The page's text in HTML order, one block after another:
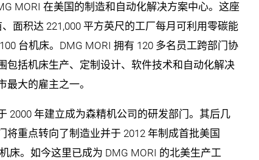
MORI 在美国的制造和自动化解决方案中心。这座
、面积达 221,000 平方英尺的工厂每月可利用零碳能
台机床。DMG MORI 拥有 120 多名员工跨部门协
包括机床生产、定制设计、软件技术和自动化解决
最大的雇主之一。
2000 年建立成为森精机公司的研发部门。其后几
将重点转向了制造业并于 2012 年制成首批美国
床。如今这里已成为 DMG MORI 的北美生产工